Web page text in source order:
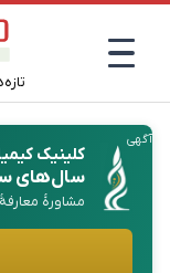
آگهی
کلینیک
سال‌های
مشاورهٔ معارفهٔ ۱۵ دقیقه‌ای رایگان،